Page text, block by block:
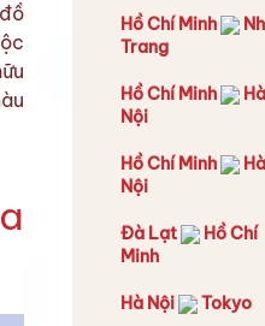
Hồ Chí Minh
Trang
Hồ Chí Minh
Hà
Nội
Hồ Chí Minh
Hà
Nội
Đà Lạt
Hồ Chí
Minh
Hà Nội Tokyo